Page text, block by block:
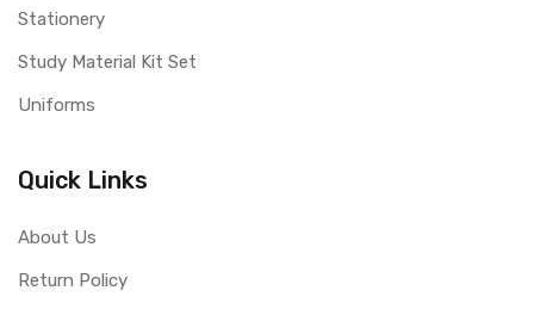
Stationery
Study Material Kit Set
Uniforms
Quick Links
About Us
Return Policy